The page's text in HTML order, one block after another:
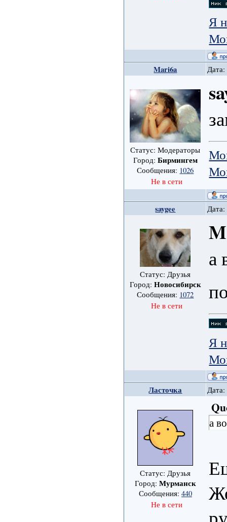
Я
Mari6a
Статус: Модераторы
Город: Бирмингем
Сообщения: 1026
Не в сети
saygee
Статус: Друзья
Город: Новосибирск
Сообщения: 1072
Не в сети
а
Я
Ласточка
Статус: Друзья
Город: Мурманск
Сообщения: 440
Не в сети
а